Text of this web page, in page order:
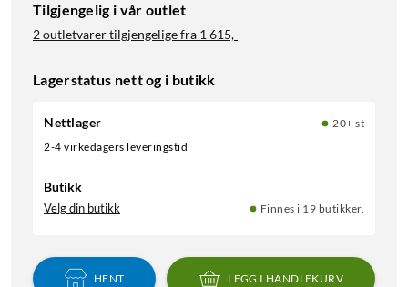
Tilgjengelig i vår outlet
2 outletvarer tilgjengelige fra 1 615,-
Lagerstatus nett og i butikk
Nettlager
20+ st
2-4 virkedagers leveringstid
Butikk
Velg din butikk Finnes i 19 butikker.
HENT LEGG I HANDLEKURV